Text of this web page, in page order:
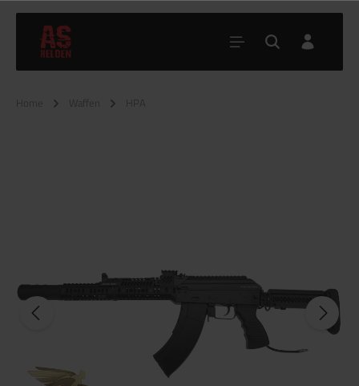
Home Waffen HPA